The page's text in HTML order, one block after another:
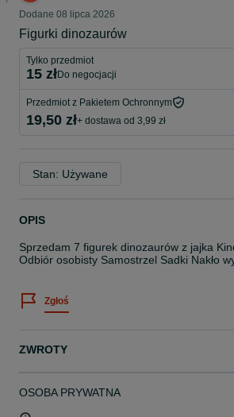
Dodane 08 lipca 2026
Figurki dinozaurów
Tylko przedmiot
15 zł do negocjacji
Przedmiot z Pakietem Ochronnym
19,50 zł+ dostawa od 3,99 zł
Stan: Używane
OPIS
Sprzedam 7 figurek dinozaurów z jajka
Odbiór osobisty Samostrzel Sadki Nakło
Zgłoś
ZWROTY
OSOBA PRYWATNA